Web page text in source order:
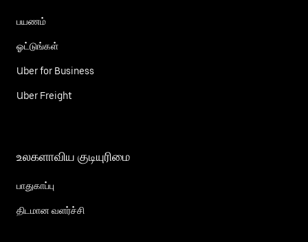
பயணம்
ஓட்டுங்கள்
Uber for Business
Uber Freight
உலகளாவிய குடியுரிமை
பாதுகாப்பு
திடமான வளர்ச்சி